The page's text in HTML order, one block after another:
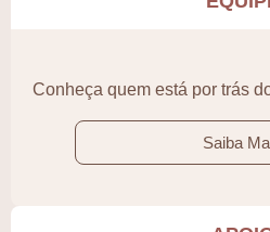
Conheça quem está por trás
Saiba